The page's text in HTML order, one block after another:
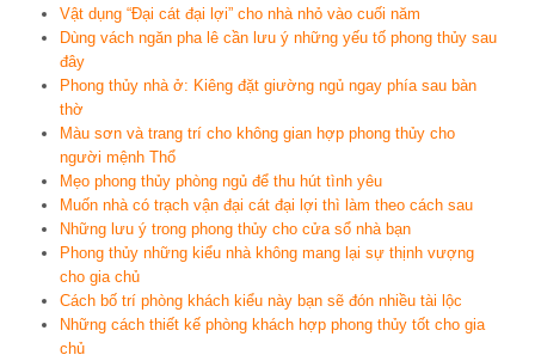
Vật dụng “Đại cát đại lợi” cho nhà nhỏ vào cuối năm
Dùng vách ngăn pha lê cần lưu ý những yếu tố phong thủy sau
đây
Phong thủy nhà ở: Kiêng đặt giường ngủ ngay phía sau bàn
thờ
Màu sơn và trang trí cho không gian hợp phong thủy cho
người mệnh Thổ
Mẹo phong thủy phòng ngủ để thu hút tình yêu
Muốn nhà có trạch vận đại cát đại lợi thì làm theo cách sau
Những lưu ý trong phong thủy cho cửa sổ nhà bạn
Phong thủy những kiểu nhà không mang lại sự thịnh vượng
cho gia chủ
Cách bố trí phòng khách kiểu này bạn sẽ đón nhiều tài lộc
Những cách thiết kế phòng khách hợp phong thủy tốt cho gia
chủ